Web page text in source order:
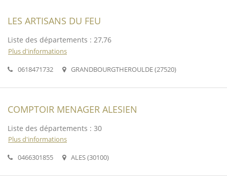
LES ARTISANS DU FEU
Liste des départements : 27,76
Plus d'informations
0618471732
GRANDBOURGTHEROULDE (27520)
COMPTOIR MENAGER ALESIEN
Liste des départements : 30
Plus d'informations
0466301855
ALES (30100)